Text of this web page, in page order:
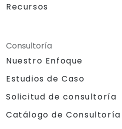
Recursos
Consultoría
Nuestro Enfoque
Estudios de Caso
Solicitud de consultoría
Catálogo de Consultoría